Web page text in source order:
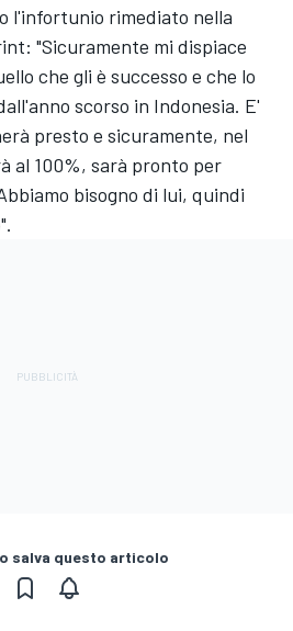
l'infortunio rimediato nella
"Sicuramente mi dispiace
che gli è successo e che lo
scorso in Indonesia. E'
presto e sicuramente, nel
al 100%, sarà pronto per
bisogno di lui, quindi
salva questo articolo